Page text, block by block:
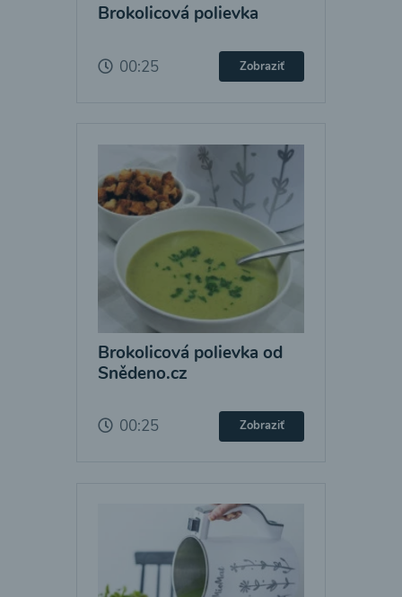
Brokolicová polievka
00:25 Zobraziť
Brokolicová polievka od
Snědeno.cz
00:25 Zobraziť